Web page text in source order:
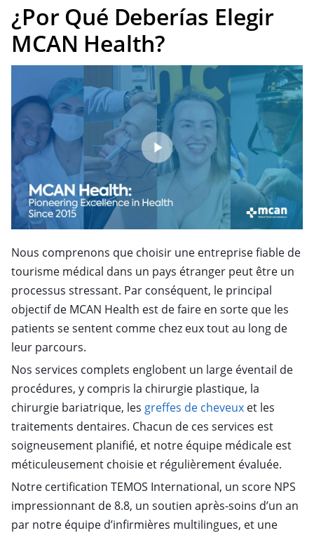
¿Por Qué Deberías Elegir
MCAN Health?
Nous comprenons que choisir une entreprise fiable de
tourisme médical dans un pays étranger peut être un
processus stressant. Par conséquent, le principal
objectif de MCAN Health est de faire en sorte que les
patients se sentent comme chez eux tout au long de
leur parcours.
Nos services complets englobent un large éventail de
procédures, y compris la chirurgie plastique, la
chirurgie bariatrique, les greffes de cheveux et les
traitements dentaires. Chacun de ces services est
soigneusement planifié, et notre équipe médicale est
méticuleusement choisie et régulièrement évaluée.
Notre certification TEMOS International, un score NPS
impressionnant de 8.8, un soutien après-soins d’un an
par notre équipe d’infirmières multilingues, et une